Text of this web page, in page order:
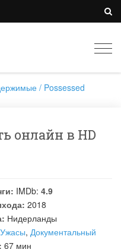
/ Possessed
онлайн в HD
IMDb: 4.9
2018
Нидерланды
Ужасы, Документальный
67 мин